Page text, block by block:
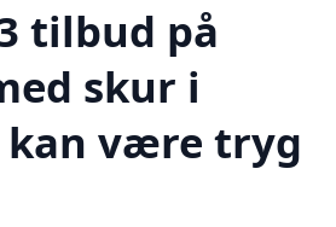
tilbud på
skur i
kan være tryg